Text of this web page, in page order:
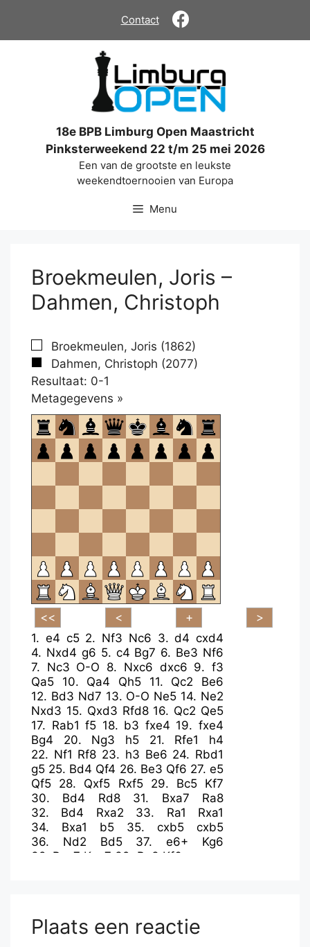
de
Contact
18e BPB Limburg Open Maastricht
Pinksterweekend 22 t/m 25 mei 2026
Een van de grootste en leukste
weekendtoernooien van Europa
Menu
Broekmeulen, Joris –
Dahmen, Christoph
Broekmeulen, Joris (1862)
Dahmen, Christoph (2077)
Resultaat: 0-1
Metagegevens »
om
te
openen.
1. e4 c5 2. Nf3 Nc6 3.d4 cxd4
4. Nxd4 g6 5. c4 Bg7 6. Be3 Nf6
7. Nc3 O-O 8. Nxc6 dxc6 9.f3
Qa5
10. Qa4 Qh5 11. Qc2
Be6
12. Bd3 Nd7 13. O-O Ne5 14. Ne2
Nxd3 15. Qxd3 Rfd8 16. Qc2 Qe5
17. Rab1 f5 18. b3 fxe4 19.fxe4
Bg4
20. Ng3 h5 21. Rfe1
h4
22. Nf1 Rf8 23. h3 Be6 24. Rbd1
g5 25. Bd4 Qf4 26. Be3 Qf6 27. e5
Qf5 28. Qxf5 Rxf5 29. Bc5
Kf7
30. Bd4 Rd8 31. Bxa7
Ra8
32. Bd4 Rxa2 33. Ra1
Rxa1
34. Bxa1 b5 35. cxb5
cxb5
36. Nd2 Bd5 37.e6+
Kg6
38. Bxg7 Kxg7 39. Re3 Kf6
Plaats een reactie